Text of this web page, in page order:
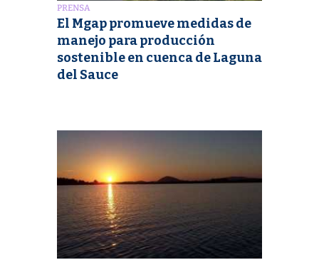
PRENSA
El Mgap promueve medidas de
manejo para producción
sostenible en cuenca de Laguna
del Sauce